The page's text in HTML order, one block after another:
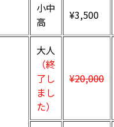
小中
高
¥3,500
大人
（終
了し
まし
た）
¥20,000